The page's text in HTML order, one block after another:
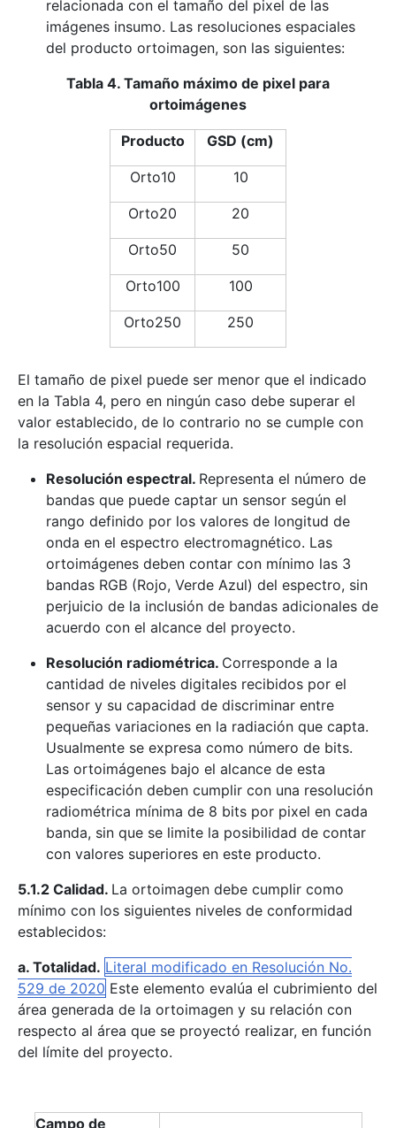
relacionada con el tamaño del pixel de las
imágenes insumo. Las resoluciones espaciales
del producto ortoimagen, son las siguientes:
Tabla 4. Tamaño máximo de pixel para
ortoimágenes
Producto GSD (cm)
Orto10 10
Orto20 20
Orto50 50
Orto100 100
Orto250 250
El tamaño de pixel puede ser menor que el indicado
en la Tabla 4, pero en ningún caso debe superar el
valor establecido, de lo contrario no se cumple con
la resolución espacial requerida.
Resolución espectral. Representa el número de
bandas que puede captar un sensor según el
rango definido por los valores de longitud de
onda en el espectro electromagnético. Las
ortoimágenes deben contar con mínimo las 3
bandas RGB (Rojo, Verde Azul) del espectro, sin
perjuicio de la inclusión de bandas adicionales de
acuerdo con el alcance del proyecto.
Resolución radiométrica. Corresponde a la
cantidad de niveles digitales recibidos por el
sensor y su capacidad de discriminar entre
pequeñas variaciones en la radiación que capta.
Usualmente se expresa como número de bits.
Las ortoimágenes bajo el alcance de esta
especificación deben cumplir con una resolución
radiométrica mínima de 8 bits por pixel en cada
banda, sin que se limite la posibilidad de contar
con valores superiores en este producto.
5.1.2 Calidad. La ortoimagen debe cumplir como
mínimo con los siguientes niveles de conformidad
establecidos:
a. Totalidad. Literal modificado en Resolución No.
529 de 2020 Este elemento evalúa el cubrimiento del
área generada de la ortoimagen y su relación con
respecto al área que se proyectó realizar, en función
del límite del proyecto.
Campo de